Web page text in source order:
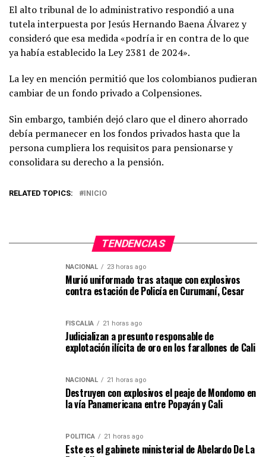
El alto tribunal de lo administrativo respondió a una
tutela interpuesta por Jesús Hernando Baena Álvarez y
consideró que esa medida «podría ir en contra de lo que
ya había establecido la Ley 2381 de 2024».
La ley en mención permitió que los colombianos pudieran
cambiar de un fondo privado a Colpensiones.
Sin embargo, también dejó claro que el dinero ahorrado
debía permanecer en los fondos privados hasta que la
persona cumpliera los requisitos para pensionarse y
consolidara su derecho a la pensión.
RELATED TOPICS: INICIO
TENDENCIAS
NACIONAL 23 horas ago
Murió uniformado tras ataque con explosivos
contra estación de Policía en Curumaní, Cesar
FISCALÍA 21 horas ago
Judicializan a presunto responsable de
explotación ilícita de oro en los farallones de Cali
NACIONAL 21 horas ago
Destruyen con explosivos el peaje de Mondomo en
la vía Panamericana entre Popayán y Cali
POLÍTICA 21 horas ago
Este es el gabinete ministerial de Abelardo De La